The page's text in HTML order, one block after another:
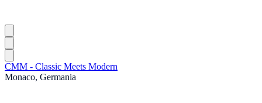
CMM - Classic Meets Modern
Monaco, Germania